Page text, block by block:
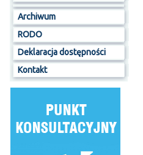
Archiwum
RODO
Deklaracja dostępności
Kontakt